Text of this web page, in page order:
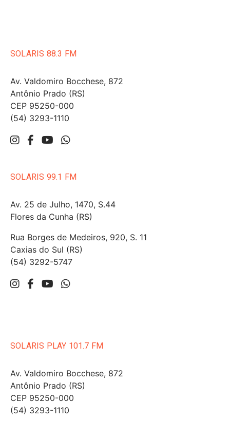
SOLARIS 88.3 FM
Av. Valdomiro Bocchese, 872
Antônio Prado (RS)
CEP 95250-000
(54) 3293-1110
SOLARIS 99.1 FM
Av. 25 de Julho, 1470, S.44
Flores da Cunha (RS)
Rua Borges de Medeiros, 920, S. 11
Caxias do Sul (RS)
(54) 3292-5747
SOLARIS PLAY 101.7 FM
Av. Valdomiro Bocchese, 872
Antônio Prado (RS)
CEP 95250-000
(54) 3293-1110